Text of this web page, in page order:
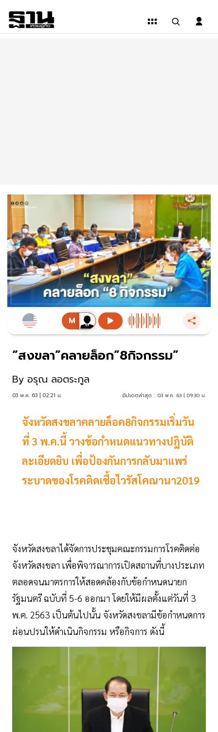
“สงขลา”คลายล็อก”8กิจกรรม”
By อรุณ ลอตระกูล
03 พ.ค. 63 | 02:21 น. อัปเดตล่าสุด : 03 พ.ค. 63 | 09:30 น.
จังหวัดสงขลาคลายล็อค8กิจกรรมเริ่มวัน
ที่ 3 พ.ค.นี้ วางข้อกำหนดแนวทางปฎิบัติ
ละเอียดยิบ เพื่อป้องกันการกลับมาแพร่
ระบาดของโรคติดเชื้อไวรัสโคณานา2019
จังหวัดสงขลาได้จัดการประชุมคณะกรรมการโรคติดต่อ
จังหวัดสงขลา เพื่อพิจารณาการเปิดสถานที่บางประเภท
ตลอดจนมาตรการให้สอดคล้องกับข้อกำหนดนายก
รัฐมนตรีฉบับที่ 5-6 ออกมา โดยให้มีผลตั้งแต่วันที่ 3
พ.ค. 2563 เป็นต้นไปนั้น จังหวัดสงขลามีข้อกำหนดการ
ผ่อนปรนให้ดำเนินกิจกรรม หรือกิจการ ดังนี้